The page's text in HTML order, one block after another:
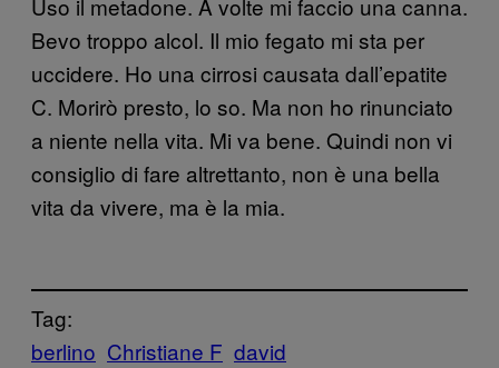
Bevo troppo alcol. Il mio fegato mi sta per
uccidere. Ho una cirrosi causata dall’epatite
C. Morirò presto, lo so. Ma non ho rinunciato
a niente nella vita. Mi va bene. Quindi non vi
consiglio di fare altrettanto, non è una bella
vita da vivere, ma è la mia.
Tag:
berlino Christiane F david